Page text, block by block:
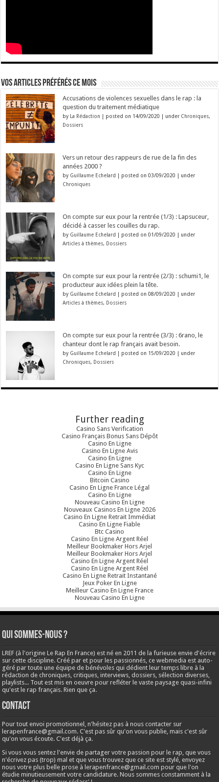
Vos articles préférés ce mois
Accusations de violences sexuelles dans le rap : la
question du traitement médiatique
by La Rédaction | posted on 14/09/2020 | under Chroniques,
Dossiers
Vers un retour des rappeurs de rue de la fin des
années 2000 ?
by Guillaume Echelard | posted on 03/09/2020 | under
Chroniques
On compte sur eux pour la rentrée (1/3) : Lapsuceur,
décidé à casser les couilles du rap.
by Guillaume Echelard | posted on 01/09/2020 | under
Articles à thèmes, Dossiers
On compte sur eux pour la rentrée (2/3) : schumi1, le
producteur aux idées plein la tête.
by Guillaume Echelard | posted on 08/09/2020 | under
Articles à thèmes, Dossiers
On compte sur eux pour la rentrée (3/3) : 6rano, le
chanteur dont le rap français avait besoin.
by Guillaume Echelard | posted on 15/09/2020 | under
Chroniques, Dossiers
Further reading
Casino Sans Verification
Casino Français Bonus Sans Dépôt
Casino En Ligne
Casino En Ligne Avis
Casino En Ligne
Casino En Ligne Sans Kyc
Casino En Ligne
Bitcoin Casino
Casino En Ligne France Légal
Casino En Ligne
Nouveau Casino En Ligne
Nouveaux Casinos En Ligne 2026
Casino En Ligne Retrait Immédiat
Casino En Ligne Fiable
Btc Casino
Casino En Ligne Argent Réel
Meilleur Bookmaker Hors Arjel
Meilleur Bookmaker Hors Arjel
Casino En Ligne Argent Réel
Casino En Ligne Argent Réel
Casino En Ligne Retrait Instantané
Jeux Poker En Ligne
Meilleur Casino En Ligne France
Nouveau Casino En Ligne
Qui sommes-nous ?
LREF (à l'origine Le Rap En France) est né en 2011 de la furieuse envie d'écrire
sur cette discipline. Créé par et pour les passionnés, ce webmedia est auto-
géré par toute une équipe de bénévoles qui dédient leur temps libre à la
rédaction de chroniques, critiques, interviews, dossiers, sélection diverses,
playlists... Tout est mis en oeuvre pour refléter le vaste paysage quasi-infini
qu'est le rap français. Rien que ça.
Contact
Pour tout envoi promotionnel, n'hésitez pas à nous contacter sur
lerapenfrance@gmail.com. C'est pas sûr qu'on vous publie, mais c'est sûr
qu'on vous écoute. C'est déjà ça.
Si vous vous sentez l'envie de partager votre passion pour le rap, que vous
n'écrivez pas (trop) mal et que vous trouvez que ce site est stylé, envoyez
nous votre plus belle prose à lerapenfrance@gmail.com pour que l'on
étudie minutieusement votre candidature. Nous sommes constamment à la